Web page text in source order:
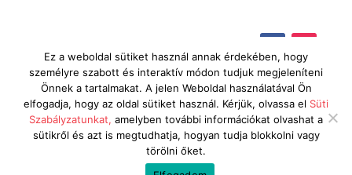
Copyright © 2026 | gravomix.hu minden jog
fenntartva | Made with by ❤
Ez a weboldal sütiket használ annak érdekében, hogy
személyre szabott és interaktív módon tudjuk megjeleníteni
Önnek a tartalmakat. A jelen Weboldal használatával Ön
elfogadja, hogy az oldal sütiket használ. Kérjük, olvassa el Süti
Szabályzatunkat, amelyben további információkat olvashat a
sütikről és azt is megtudhatja, hogyan tudja blokkolni vagy
törölni őket.